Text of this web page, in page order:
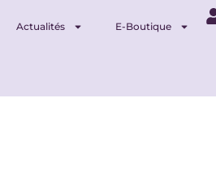
Actualités E-Boutique